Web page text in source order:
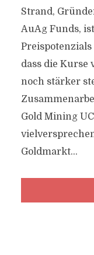
Strand,
AuAg Funds,
dass die
noch stärker
Gold Mining
Goldmarkt...